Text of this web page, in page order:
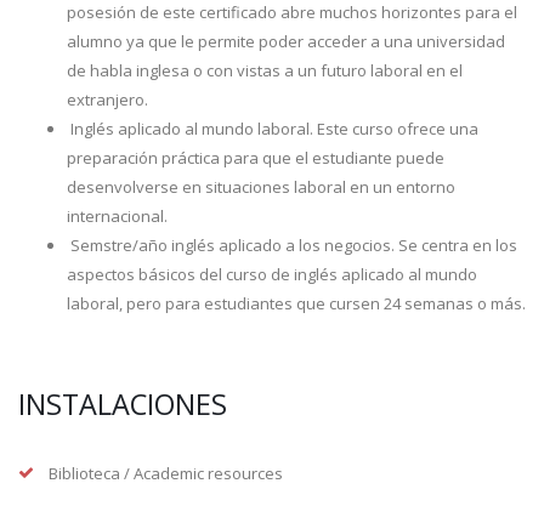
posesión de este certificado abre muchos horizontes para el
alumno ya que le permite poder acceder a una universidad
de habla inglesa o con vistas a un futuro laboral en el
extranjero.
Inglés aplicado al mundo laboral. Este curso ofrece una
preparación práctica para que el estudiante puede
desenvolverse en situaciones laboral en un entorno
internacional.
Semstre/año inglés aplicado a los negocios. Se centra en los
aspectos básicos del curso de inglés aplicado al mundo
laboral, pero para estudiantes que cursen 24 semanas o más.
INSTALACIONES
Biblioteca / Academic resources